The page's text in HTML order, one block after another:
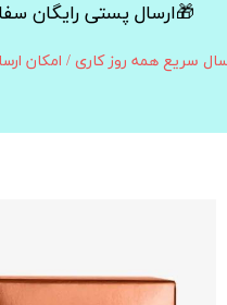
​🎁ارسال پستی رایگان سفارشات
سریع همه روز کاری / امکان